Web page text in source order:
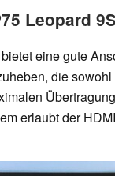
Leopard
eine gute
die
erlaubt der